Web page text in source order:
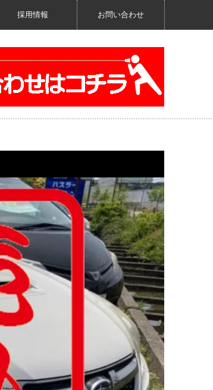
採用情報 お問い合わせ